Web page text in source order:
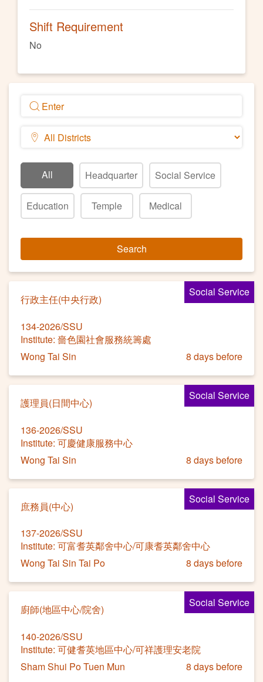
All Headquarter Social Service
Education Temple Medical
Search
Social Service
行政主任(中央行政)
134-2026/SSU
Institute: 嗇色園社會服務統籌處
Wong Tai Sin
8 days before
Social Service
護理員(日間中心)
136-2026/SSU
Institute: 可慶健康服務中心
Wong Tai Sin
8 days before
Social Service
庶務員(中心)
137-2026/SSU
Institute: 可富耆英鄰舍中心/可康耆英鄰舍中心
Wong Tai Sin Tai Po
8 days before
Social Service
廚師(地區中心/院舍)
140-2026/SSU
Institute: 可健耆英地區中心/可祥護理安老院
Sham Shui Po Tuen Mun
8 days before
Shift Requirement
No